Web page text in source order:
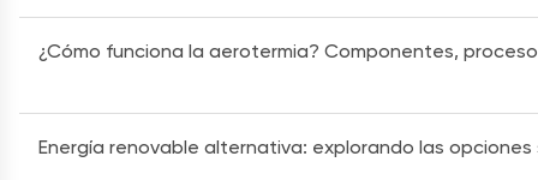
¿Cómo funciona la aerotermia? Componentes,
Energía renovable alternativa: explorando las